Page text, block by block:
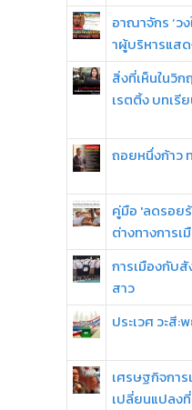
อาณาจักร ‘ว
าผู้บริหารแสด
สิ่งที่เห็นในวิ
เรตติ้ง บทเรี
ถอยหนึ่งก้าว
คู่มือ 'ลดรอย
ต่างทางการเ
การเมืองกับ
สาว
ประเวศ วะสี:
เศรษฐกิจการ
เปลี่ยนแปลง